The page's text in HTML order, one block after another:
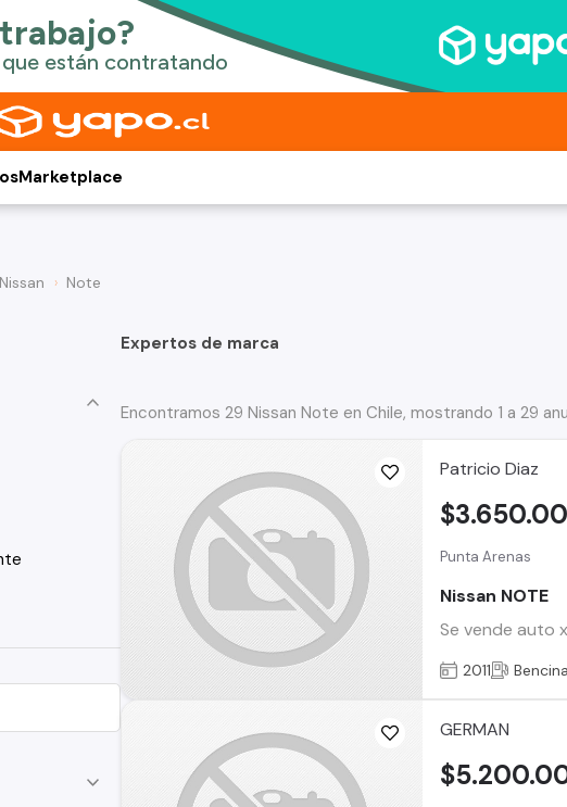
Marketplace
Nissan Note
Expertos de marca
Encontramos 29 Nissan Note en Chile, mostrando 1 a 29
Patricio Diaz
Punta Arenas
Nissan NOTE
Se vende auto
2011
GERMAN